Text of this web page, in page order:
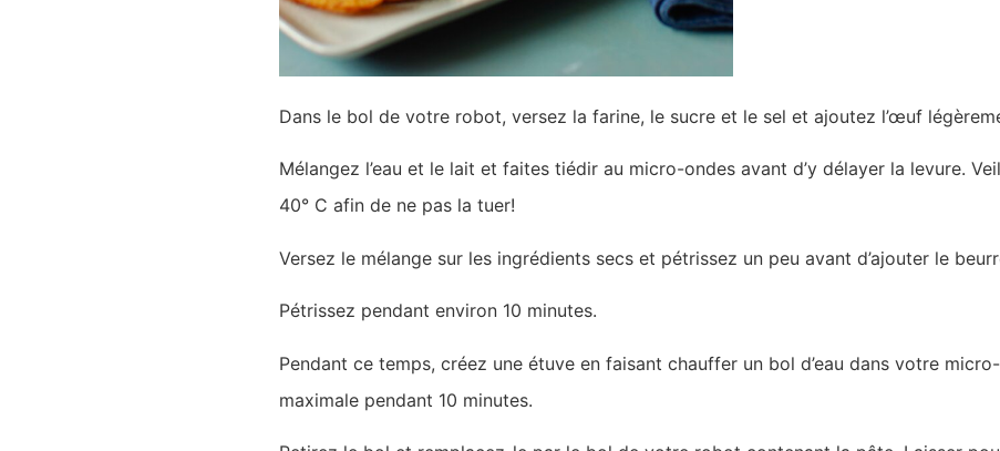
Dans le bol de votre robot, versez la farine, le sucre et le sel et ajoutez l’œuf
Mélangez l’eau et le lait et faites tiédir au micro-ondes avant d’y délayer la levure.
40° C afin de ne pas la tuer!
Versez le mélange sur les ingrédients secs et pétrissez un peu avant d’ajouter le
Pétrissez pendant environ 10 minutes.
Pendant ce temps, créez une étuve en faisant chauffer un bol d’eau dans votre
maximale pendant 10 minutes.